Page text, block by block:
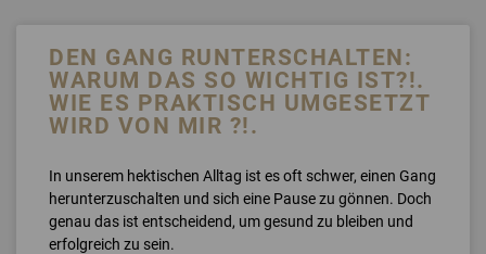
DEN GANG RUNTERSCHALTEN:
WARUM DAS SO WICHTIG IST?!.
WIE ES PRAKTISCH UMGESETZT
WIRD VON MIR ?!.
In unserem hektischen Alltag ist es oft schwer, einen Gang
herunterzuschalten und sich eine Pause zu gönnen. Doch
genau das ist entscheidend, um gesund zu bleiben und
erfolgreich zu sein.